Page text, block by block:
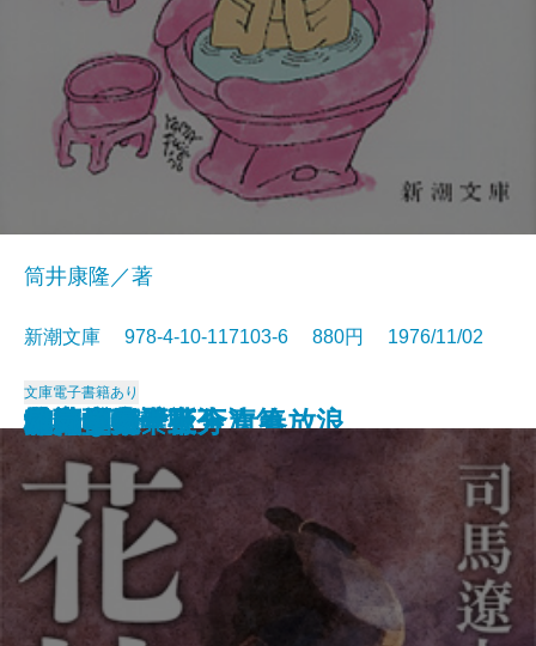
日本の伝説
城塞〔上〕
城塞〔中〕
城塞〔下〕
妖精配給会社
冬の鷹
幼き日のこと・青春放浪
栄光の岩壁〔上〕
栄光の岩壁〔下〕
狂気の沙汰も金次第
筒井康隆／著
新潮文庫 978-4-10-117103-6 880円 1976/11/02
文庫電子書籍あり
花神〔上〕
花神〔中〕
花神〔下〕
二百十日・野分
坑夫
文鳥・夢十夜
幸福な死
マイ国家
雄気堂々〔上〕
雄気堂々〔下〕